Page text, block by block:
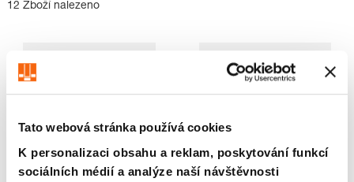
Tato webová stránka používá cookies
K personalizaci obsahu a reklam, poskytování funkcí
sociálních médií a analýze naší návštěvnosti
12 Zboží nalezeno